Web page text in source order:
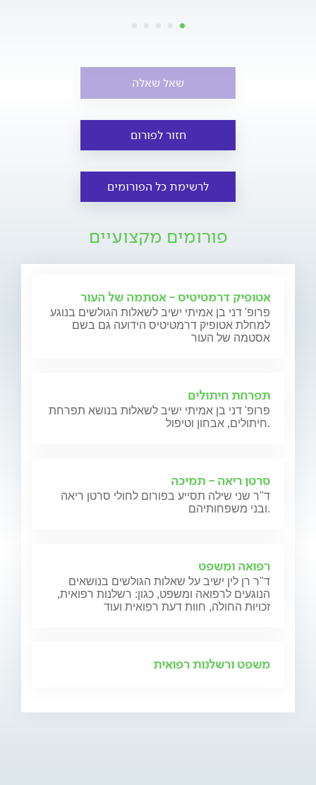
שאל שאלה
חזור לפורום
לרשימת כל הפורומים
פורומים מקצועיים
אטופיק דרמטיטיס - אסתמה של העור
פרופ' דני בן אמיתי ישיב לשאלות הגולשים בנוגע
למחלת אטופיק דרמטיטיס הידועה גם בשם
אסטמה של העור
תפרחת חיתולים
פרופ' דני בן אמיתי ישיב לשאלות בנושא תפרחת
חיתולים, אבחון וטיפול.
סרטן ריאה - תמיכה
ד"ר שני שילה תסייע בפורום לחולי סרטן ריאה
ובני משפחותיהם.
רפואה ומשפט
ד"ר רן לין ישיב על שאלות הגולשים בנושאים
הנוגעים לרפואה ומשפט, כגון: רשלנות רפואית,
זכויות החולה, חוות דעת רפואית ועוד
משפט ורשלנות רפואית